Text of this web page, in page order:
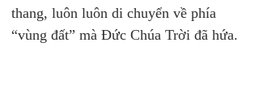
thang, luôn luôn di chuyển về phía
“vùng đất” mà Đức Chúa Trời đã hứa.